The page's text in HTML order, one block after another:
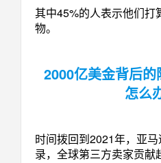
其中45%的人表示他们打
物。
2000亿美金背后
怎么
时间拨回到2021年，亚
录，全球第三方卖家贡献